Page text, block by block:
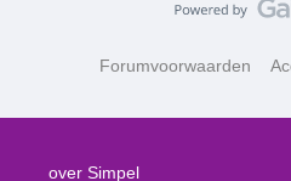
Forumvoorwaarden
over Simpel